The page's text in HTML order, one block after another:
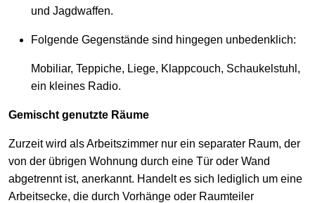
und Jagdwaffen.
Folgende Gegenstände sind hingegen unbedenklich:
Mobiliar, Teppiche, Liege, Klappcouch, Schaukelstuhl,
ein kleines Radio.
Gemischt genutzte Räume
Zurzeit wird als Arbeitszimmer nur ein separater Raum, der
von der übrigen Wohnung durch eine Tür oder Wand
abgetrennt ist, anerkannt. Handelt es sich lediglich um eine
Arbeitsecke, die durch Vorhänge oder Raumteiler